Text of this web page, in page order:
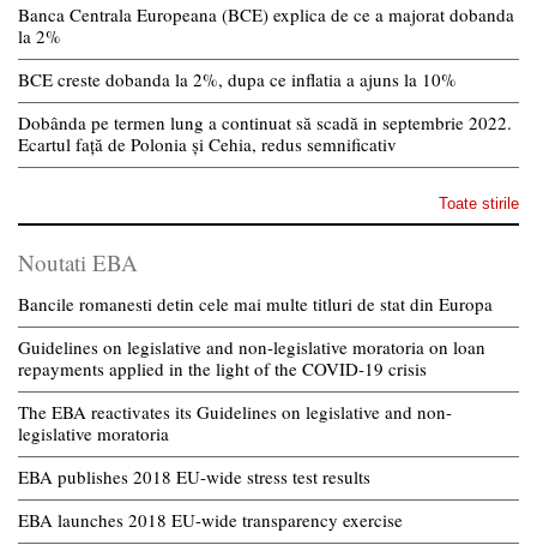
Banca Centrala Europeana (BCE) explica de ce a majorat dobanda
la 2%
BCE creste dobanda la 2%, dupa ce inflatia a ajuns la 10%
Dobânda pe termen lung a continuat să scadă in septembrie 2022.
Ecartul față de Polonia și Cehia, redus semnificativ
Toate stirile
Noutati EBA
Bancile romanesti detin cele mai multe titluri de stat din Europa
Guidelines on legislative and non-legislative moratoria on loan
repayments applied in the light of the COVID-19 crisis
The EBA reactivates its Guidelines on legislative and non-
legislative moratoria
EBA publishes 2018 EU-wide stress test results
EBA launches 2018 EU-wide transparency exercise